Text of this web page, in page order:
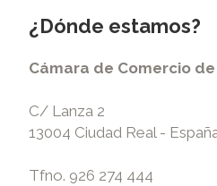
¿Dónde estamos?
Cámara de Comercio
C/ Lanza 2
13004 Ciudad Real -
Tfno. 926 274 444